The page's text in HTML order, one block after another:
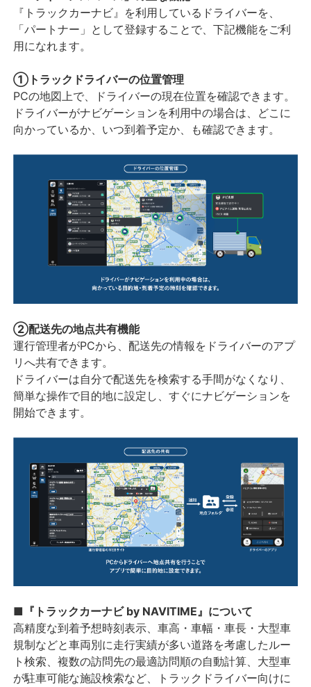
『トラックカーナビ』を利用しているドライバーを、
「パートナー」として登録することで、下記機能をご利
用になれます。
①トラックドライバーの位置管理
PCの地図上で、ドライバーの現在位置を確認できます。
ドライバーがナビゲーションを利用中の場合は、どこに
向かっているか、いつ到着予定か、も確認できます。
②配送先の地点共有機能
運行管理者がPCから、配送先の情報をドライバーのアプ
リへ共有できます。
ドライバーは自分で配送先を検索する手間がなくなり、
簡単な操作で目的地に設定し、すぐにナビゲーションを
開始できます。
■『トラックカーナビ by NAVITIME』について
高精度な到着予想時刻表示、車高・車幅・車長・大型車
規制などと車両別に走行実績が多い道路を考慮したルー
ト検索、複数の訪問先の最適訪問順の自動計算、大型車
が駐車可能な施設検索など、トラックドライバー向けに